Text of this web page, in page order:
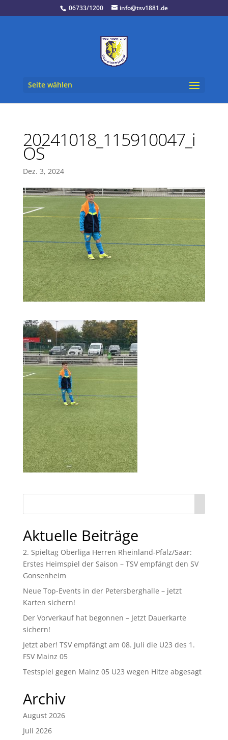
06733/1200 info@tsv1881.de
Seite wählen
20241018_115910047_i
OS
Dez. 3, 2024
Aktuelle Beiträge
2. Spieltag Oberliga Herren Rheinland-Pfalz/Saar:
Erstes Heimspiel der Saison – TSV empfängt den SV
Gonsenheim
Neue Top-Events in der Petersberghalle – jetzt
Karten sichern!
Der Vorverkauf hat begonnen – Jetzt Dauerkarte
sichern!
Jetzt aber! TSV empfängt am 08. Juli die U23 des 1.
FSV Mainz 05
Testspiel gegen Mainz 05 U23 wegen Hitze abgesagt
Archiv
August 2026
Juli 2026